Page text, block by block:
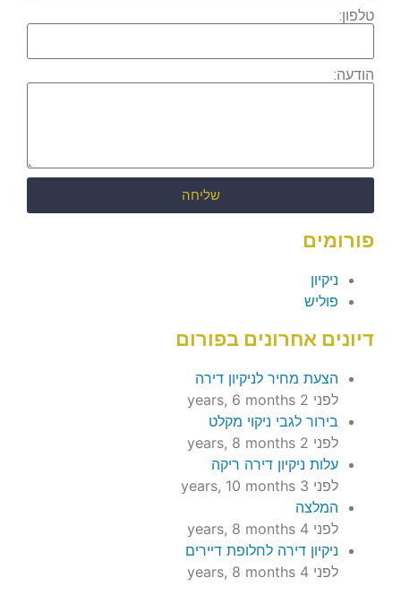
טלפון:
הודעה:
שליחה
פורומים
ניקיון
פוליש
דיונים אחרונים בפורום
הצעת מחיר לניקיון דירה
לפני 2 years, 6 months
בירור לגבי ניקוי מקלט
לפני 2 years, 8 months
עלות ניקיון דירה ריקה
לפני 3 years, 10 months
המלצה
לפני 4 years, 8 months
ניקיון דירה לחלופת דיירים
לפני 4 years, 8 months